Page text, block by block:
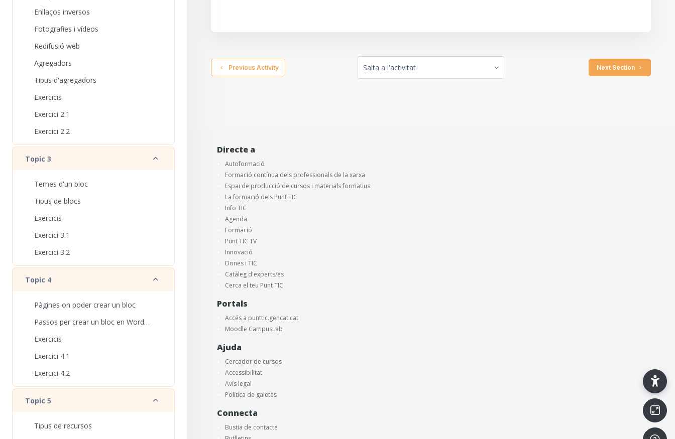
Enllaços inversos
Fotografies i vídeos
Redifusió web
Agregadors
Tipus d'agregadors
Exercicis
Exercici 2.1
Exercici 2.2
Topic 3 Redueix
Temes d'un bloc
Tipus de blocs
Exercicis
Exercici 3.1
Exercici 3.2
Topic 4 Redueix
Pàgines on poder crear un bloc
Passos per crear un bloc en Wordpress.com
Exercicis
Exercici 4.1
Exercici 4.2
Topic 5 Redueix
Tipus de recursos
  Previous Activity
Salta a l'activitat Next Section
Directe a
Autoformació
Formació contínua dels professionals de la xarxa
Espai de producció de cursos i materials formatius
La formació dels Punt TIC
Info TIC
Agenda
Formació
Punt TIC TV
Innovació
Dones i TIC
Catàleg d'experts/es
Cerca el teu Punt TIC
Portals
Accés a punttic.gencat.cat
Moodle CampusLab
Ajuda
Cercador de cursos
Accessibilitat
Avís legal
Política de galetes
Connecta
Bustia de contacte